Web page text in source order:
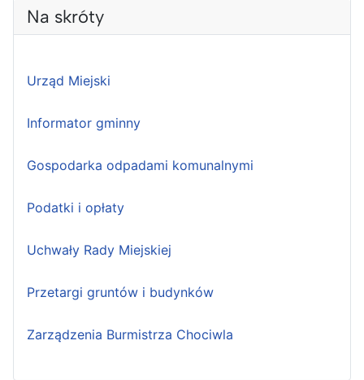
Na skróty
Urząd Miejski
Informator gminny
Gospodarka odpadami komunalnymi
Podatki i opłaty
Uchwały Rady Miejskiej
Przetargi gruntów i budynków
Zarządzenia Burmistrza Chociwla